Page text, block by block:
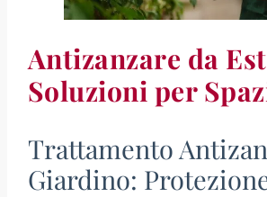
Antizanzare da
Soluzioni per
Trattamento
Giardino: